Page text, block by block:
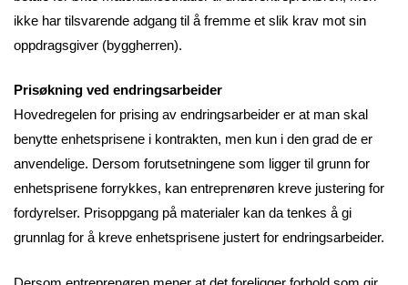
ikke har tilsvarende adgang til å fremme et slik krav mot sin
oppdragsgiver (byggherren).
Prisøkning ved endringsarbeider
Hovedregelen for prising av endringsarbeider er at man skal
benytte enhetsprisene i kontrakten, men kun i den grad de er
anvendelige. Dersom forutsetningene som ligger til grunn for
enhetsprisene forrykkes, kan entreprenøren kreve justering for
fordyrelser. Prisoppgang på materialer kan da tenkes å gi
grunnlag for å kreve enhetsprisene justert for endringsarbeider.